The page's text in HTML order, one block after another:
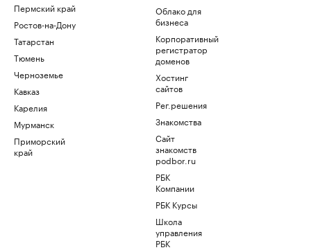
Пермский край
Ростов-на-Дону
Татарстан
Тюмень
Черноземье
Кавказ
Карелия
Мурманск
Приморский
край
Облако для
бизнеса
Корпоративный
регистратор
доменов
Хостинг
сайтов
Рег.решения
Знакомства
Сайт
знакомств
podbor.ru
РБК
Компании
РБК Курсы
Школа
управления
РБК